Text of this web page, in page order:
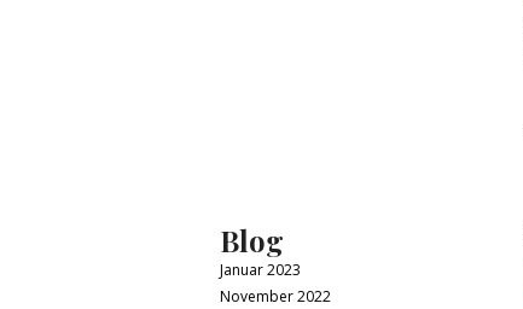
Blog
Januar 2023
November 2022